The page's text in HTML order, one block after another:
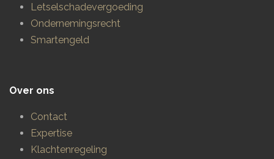
Letselschadevergoeding
Ondernemingsrecht
Smartengeld
Over ons
Contact
Expertise
Klachtenregeling